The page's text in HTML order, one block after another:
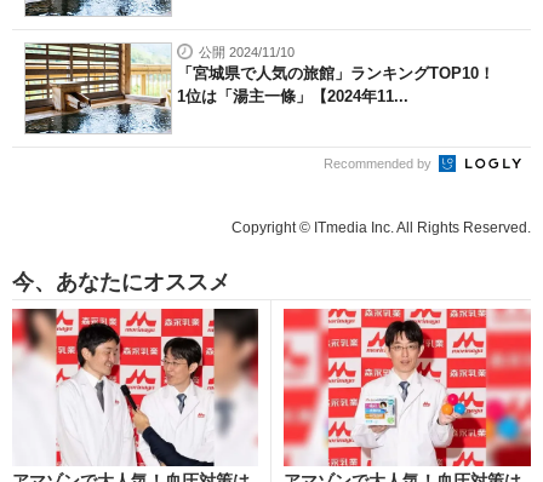
公開 2024/11/10
「宮城県で人気の旅館」ランキングTOP10！
1位は「湯主一條」【2024年11...
Recommended by
Copyright © ITmedia Inc. All Rights Reserved.
今、あなたにオススメ